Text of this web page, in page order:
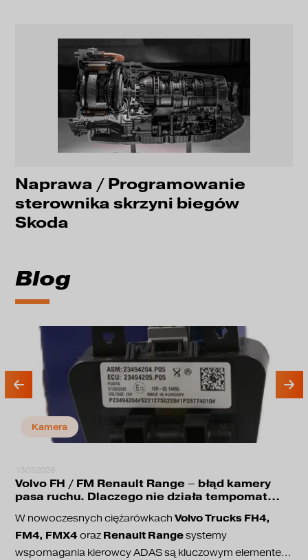
Naprawa / Programowanie
sterownika skrzyni biegów
Skoda
Blog
Kamera
13.03.2026
Volvo FH / FM Renault Range – błąd kamery
pasa ruchu. Dlaczego nie działa tempomat
W nowoczesnych ciężarówkachVolvo Trucks FH4,
FM4, FMX4 oraz Renault Rangesystemy
wspomagania kierowcy ADAS są kluczowym elementem